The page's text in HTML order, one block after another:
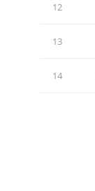
12
13
14